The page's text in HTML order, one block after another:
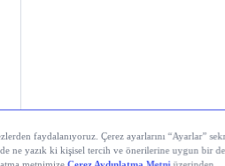
Kişisel